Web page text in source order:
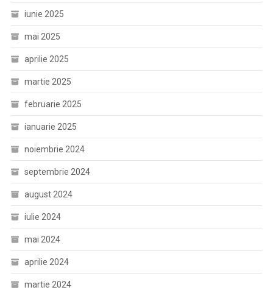
iunie 2025
mai 2025
aprilie 2025
martie 2025
februarie 2025
ianuarie 2025
noiembrie 2024
septembrie 2024
august 2024
iulie 2024
mai 2024
aprilie 2024
martie 2024